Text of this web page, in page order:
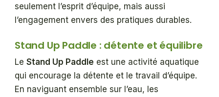
seulement l’esprit d’équipe, mais aussi
l’engagement envers des pratiques durables.
Stand Up Paddle : détente et équilibre
Le Stand Up Paddle est une activité aquatique
qui encourage la détente et le travail d’équipe.
En naviguant ensemble sur l’eau, les